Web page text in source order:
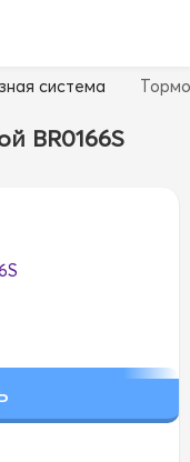
система
BR0166S